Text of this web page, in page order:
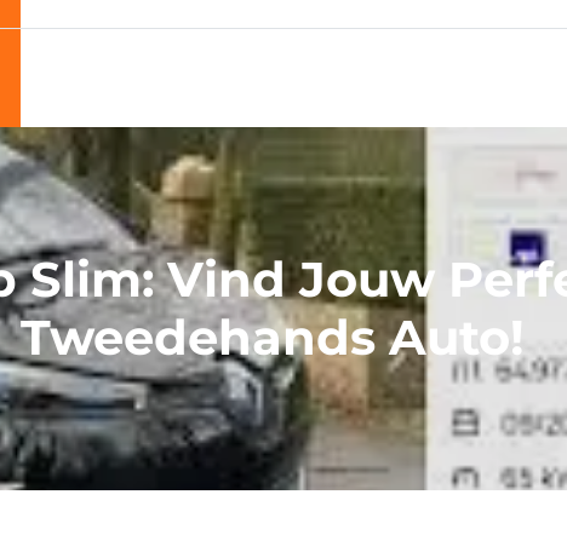
Slim: Vind Jouw
Tweedehands Auto!